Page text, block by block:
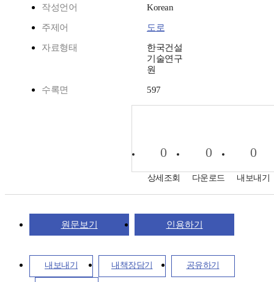
작성언어 Korean
주제어 도로
자료형태
한국건설
기술연구
원
수록면 597
0
상세조회
0
다운로드
0
내보내기
원문보기 인용하기
내보내기 내책장담기 공유하기